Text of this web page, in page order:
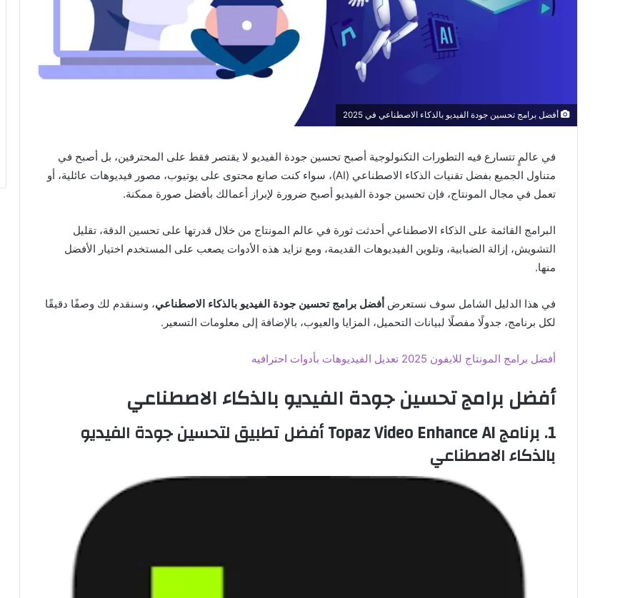
أفضل برامج تحسين جودة الفيديو بالذكاء الاصطناعي في 2025
في عالمٍ تتسارع فيه التطورات التكنولوجية أصبح تحسين جودة الفيديو لا يقتصر فقط على المحترفين، بل أصبح في
متناول الجميع بفضل تقنيات الذكاء الاصطناعي (AI)، سواء كنت صانع محتوى على يوتيوب، مصور فيديوهات عائلية، أو
تعمل في مجال المونتاج، فإن تحسين جودة الفيديو أصبح ضرورة لإبراز أعمالك بأفضل صورة ممكنة.
البرامج القائمة على الذكاء الاصطناعي أحدثت ثورة في عالم المونتاج من خلال قدرتها على تحسين الدقة، تقليل
التشويش، إزالة الضبابية، وتلوين الفيديوهات القديمة، ومع تزايد هذه الأدوات يصعب على المستخدم اختيار الأفضل
منها.
في هذا الدليل الشامل سوف نستعرض أفضل برامج تحسين جودة الفيديو بالذكاء الاصطناعي، وسنقدم لك وصفًا دقيقًا
لكل برنامج، جدولًا مفصلًا لبيانات التحميل، المزايا والعيوب، بالإضافة إلى معلومات التسعير.
أفضل برامج المونتاج للايفون 2025 تعديل الفيديوهات بأدوات احترافيه
أفضل برامج تحسين جودة الفيديو بالذكاء الاصطناعي
1. برنامجTopaz Video Enhance AIأفضل تطبيق لتحسين جودة الفيديو
بالذكاء الاصطناعي